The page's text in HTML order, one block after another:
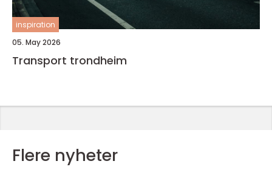
inspiration
05. May 2026
Transport trondheim
Flere nyheter